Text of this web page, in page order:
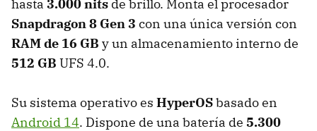
hasta 3.000 nits de brillo. Monta el procesador
Snapdragon 8 Gen 3 con una única versión con
RAM de 16 GB y un almacenamiento interno de
512 GB UFS 4.0.
Su sistema operativo es HyperOSbasado en
Android 14. Dispone de una batería de 5.300